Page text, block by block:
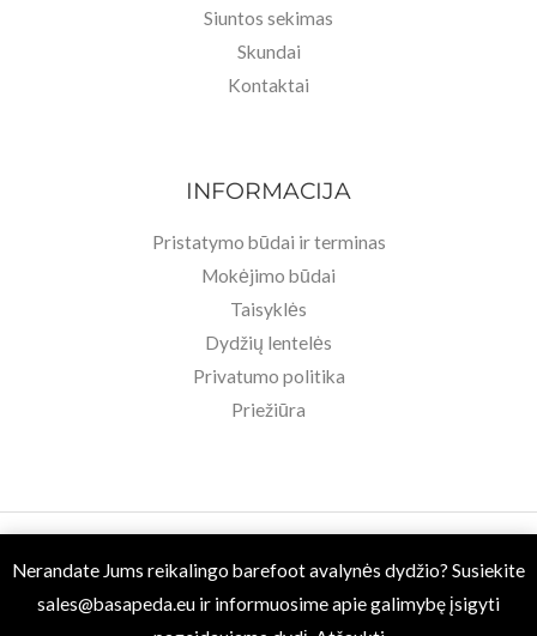
Nerandate Jums reikalingo barefoot avalynės dydžio? Susiekite
sales@basapeda.eu ir informuosime apie galimybę įsigyti
Siuntos sekimas
Skundai
Kontaktai
INFORMACIJA
Pristatymo būdai ir terminas
Mokėjimo būdai
Taisyklės
Dydžių lentelės
Privatumo politika
Priežiūra